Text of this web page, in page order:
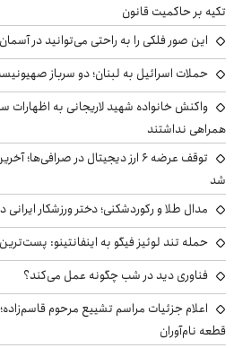
تکیه بر حاکمیت قانون
این صور فلکی را به راحتی می‌توانید در
حملات اسرائیل به لبنان؛ دو سرباز
واکنش خانواده شهید لاریجانی به اظهارات
همراهی نداشتند
توقف عرضه ۶ ارز دیجیتال در
شد
مدال طلا و رکوردشکنی؛ دختر ورزشکار ایرانی
حمله تند لوئیز فیگو به اینفانتینو:
فناوری دید در شب چگونه عمل می‌کند؟
اعلام جزئیات مراسم تشییع مرحوم
قطعه نام‌آوران